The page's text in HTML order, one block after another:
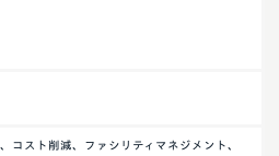
コスト削減、ファシリティマネジメント、